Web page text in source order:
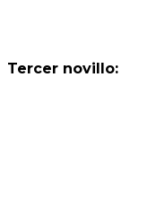
Tercer novillo: